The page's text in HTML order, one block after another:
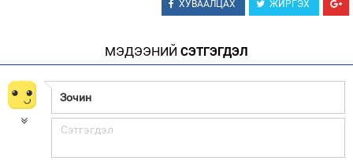
ХУВААЛЦАХ ЖИРГЭХ
МЭДЭЭНИЙ СЭТГЭГДЭЛ